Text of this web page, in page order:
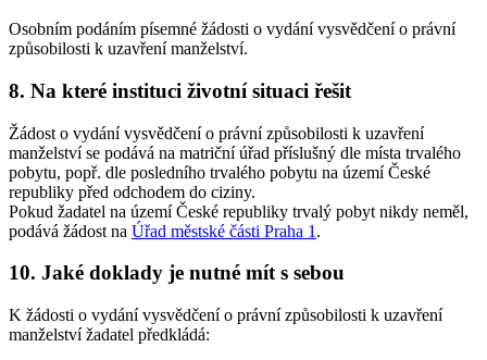
Osobním podáním písemné žádosti o vydání vysvědčení o právní
způsobilosti k uzavření manželství.
8. Na které instituci životní situaci řešit
Žádost o vydání vysvědčení o právní způsobilosti k uzavření
manželství se podává na matriční úřad příslušný dle místa trvalého
pobytu, popř. dle posledního trvalého pobytu na území České
republiky před odchodem do ciziny.
Pokud žadatel na území České republiky trvalý pobyt nikdy neměl,
podává žádost na Úřad městské části Praha 1 .
10. Jaké doklady je nutné mít s sebou
K žádosti o vydání vysvědčení o právní způsobilosti k uzavření
manželství žadatel předkládá: